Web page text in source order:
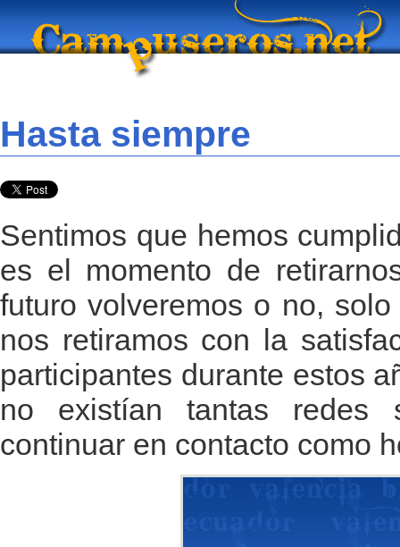
Hasta siempre
Sentimos que hemos
es el momento de
futuro volveremos o no,
nos retiramos con la
participantes durante estos
no existían tantas redes
continuar en contacto como